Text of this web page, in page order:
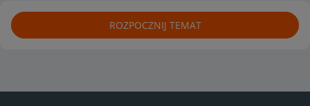
ROZPOCZNIJ TEMAT